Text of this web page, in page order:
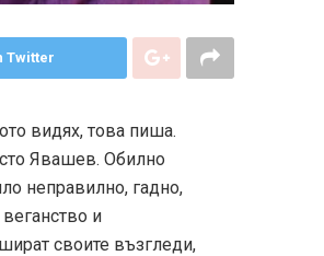
Twitter
видях, това пиша.
Явашев. Обилно
неправилно, гадно,
и
своите възгледи,